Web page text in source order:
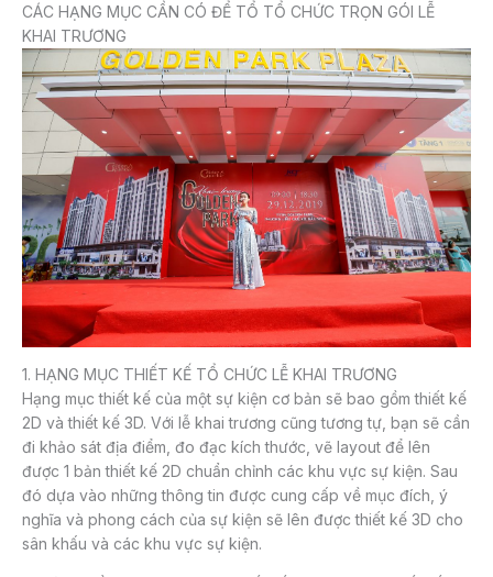
CÁC HẠNG MỤC CẦN CÓ ĐỂ TỔ TỔ CHỨC TRỌN GÓI LỄ
KHAI TRƯƠNG
1. HẠNG MỤC THIẾT KẾ TỔ CHỨC LỄ KHAI TRƯƠNG
Hạng mục thiết kế của một sự kiện cơ bản sẽ bao gồm thiết kế
2D và thiết kế 3D. Với lễ khai trương cũng tương tự, bạn sẽ cần
đi khảo sát địa điểm, đo đạc kích thước, vẽ layout để lên
được 1 bản thiết kế 2D chuẩn chỉnh các khu vực sự kiện. Sau
đó dựa vào những thông tin được cung cấp về mục đích, ý
nghĩa và phong cách của sự kiện sẽ lên được thiết kế 3D cho
sân khấu và các khu vực sự kiện.